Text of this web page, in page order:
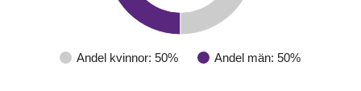
Andel kvinnor: 50% Andel män: 50%